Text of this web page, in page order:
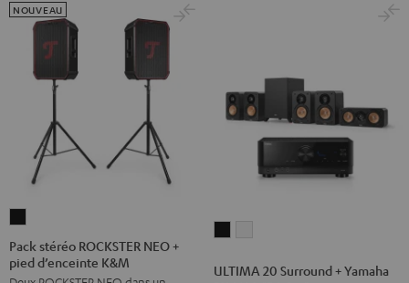
stéréo
ROCKSTER
Pack stéréo ROCKSTER NEO +
pied d’enceinte K&M
NOUVEAU
Surround
Surround
ULTIMA 20 Surround + Yamaha